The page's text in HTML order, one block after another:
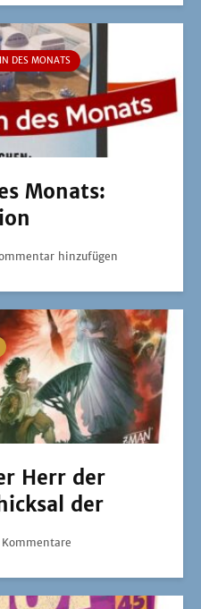
DES MONATS
Monats:
hinzufügen
Herr der
der
Kommentare